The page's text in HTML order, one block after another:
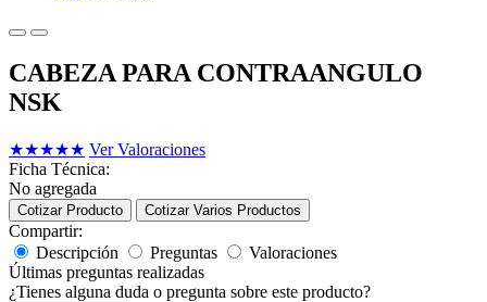
CABEZA PARA CONTRAANGULO
NSK
★★★★★ Ver Valoraciones
Ficha Técnica:
No agregada
Cotizar Producto Cotizar Varios Productos
Compartir:
Descripción
Preguntas
Valoraciones
Últimas preguntas realizadas
¿Tienes alguna duda o pregunta sobre este producto?